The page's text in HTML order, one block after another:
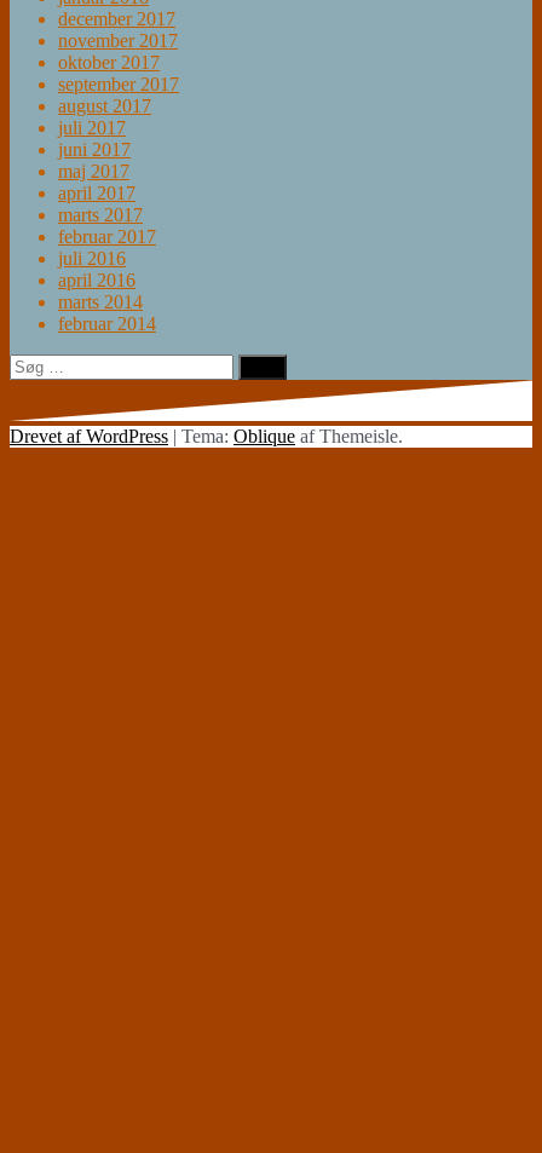
december 2017
november 2017
oktober 2017
september 2017
august 2017
juli 2017
juni 2017
maj 2017
april 2017
marts 2017
februar 2017
juli 2016
april 2016
marts 2014
februar 2014
Søg
efter:
Drevet af WordPress | Tema: Oblique af Themeisle.